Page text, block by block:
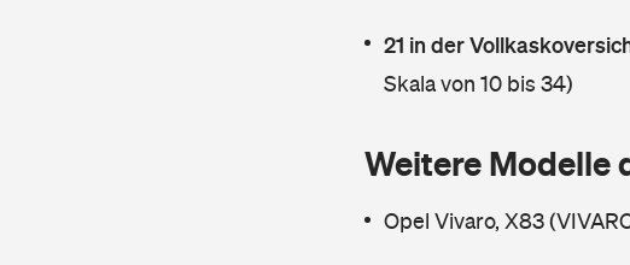
21 in der
Skala von 10 bis 34)
Weitere Modelle
Opel Vivaro, X83